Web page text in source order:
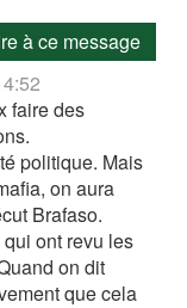
à ce message
faire des
politique. Mais
on aura
Brafaso.
ont revu les
on dit
que cela